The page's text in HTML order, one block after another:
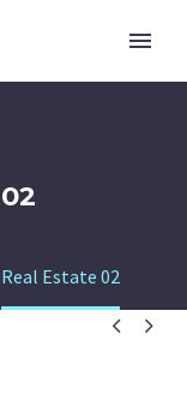
Real Estate 02
 